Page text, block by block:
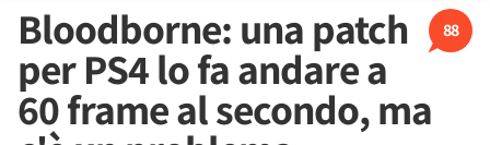
88
Bloodborne: una patch
per PS4 lo fa andare a
60 frame al secondo, ma